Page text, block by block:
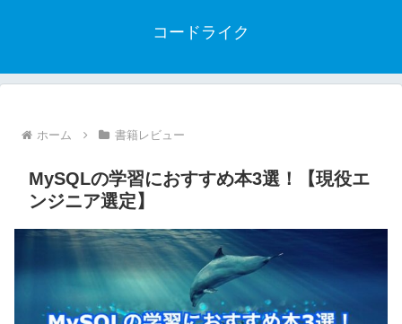
コードライク
ホーム 書籍レビュー
MySQLの学習におすすめ本3選！【現役エ
ンジニア選定】